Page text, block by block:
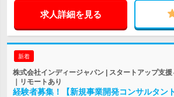
求人詳細を見る
新着
株式会社インディージャパン | スタートアップ支
｜リモートあり
経験者募集！【新規事業開発コンサルタント